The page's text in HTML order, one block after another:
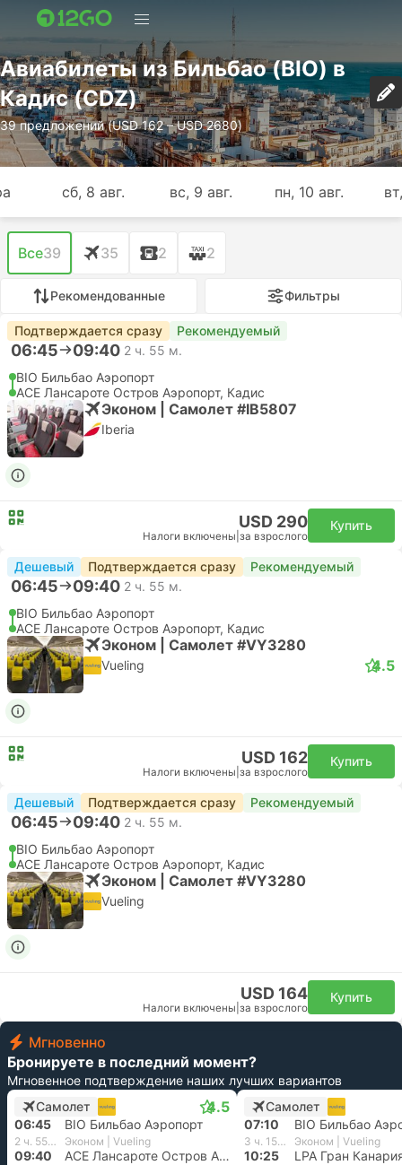
Авиабилеты из Бильбао (BIO) в
Кадис (CDZ)
39 предложений (USD 162 – USD 2680)
сб, 8 авг. вс, 9 авг. пн, 10 авг.
Все39 35 2 2
Рекомендованные Фильтры
Подтверждается сразу Рекомендуемый
06:45 09:40 2 ч. 55 м.
BIO Бильбао Аэропорт
ACE Лансароте Остров Аэропорт, Кадис
Эконом | Самолет #IB5807
Iberia
USD 290
Налоги включены за взрослого
Купить
Дешевый Подтверждается сразу Рекомендуемый
06:45 09:40 2 ч. 55 м.
BIO Бильбао Аэропорт
ACE Лансароте Остров Аэропорт, Кадис
Эконом | Самолет #VY3280
Vueling 4.5
USD 162
Налоги включены за взрослого
Купить
Дешевый Подтверждается сразу Рекомендуемый
06:45 09:40 2 ч. 55 м.
BIO Бильбао Аэропорт
ACE Лансароте Остров Аэропорт, Кадис
Эконом | Самолет #VY3280
Vueling
USD 164
Налоги включены за взрослого
Купить
Мгновенно
Бронируете в последний момент?
Мгновенное подтверждение наших лучших вариантов
Самолет
4.5
06:45 BIO Бильбао Аэропорт
2 ч. 55 м. Эконом | Vueling
09:40 ACE Лансароте Остров Аэропорт, Кадис
Самолет
07:10
BIO Бильбао
3 ч. 15 м. Эконом | Vueling
10:25